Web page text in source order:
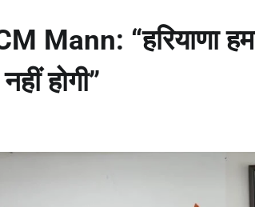
Mann: “हरियाणा
होगी”